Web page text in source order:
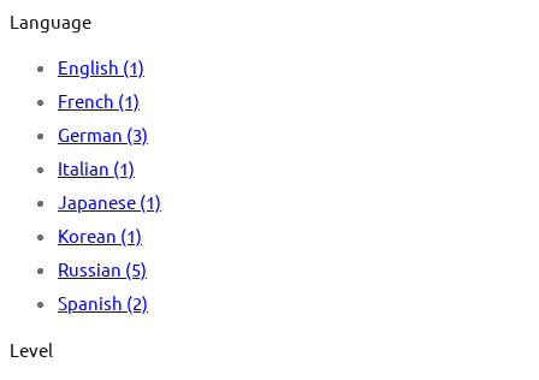
Language
English (1)
French (1)
German (3)
Italian (1)
Japanese (1)
Korean (1)
Russian (5)
Spanish (2)
Level